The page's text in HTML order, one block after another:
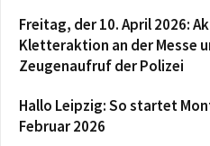
Freitag, der 10. April 2026:
Kletteraktion an der Messe
Zeugenaufruf der Polizei
Hallo Leipzig: So startet
Februar 2026